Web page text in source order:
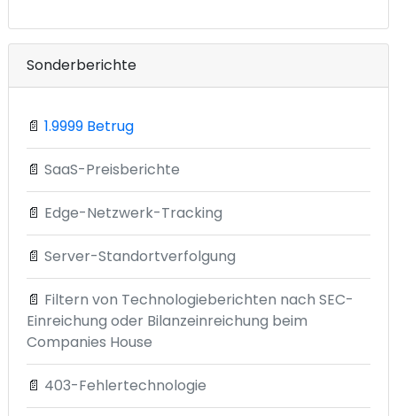
Sonderberichte
📄 1.9999 Betrug
📄 SaaS-Preisberichte
📄 Edge-Netzwerk-Tracking
📄 Server-Standortverfolgung
📄 Filtern von Technologieberichten nach SEC-
Einreichung oder Bilanzeinreichung beim
Companies House
📄 403-Fehlertechnologie